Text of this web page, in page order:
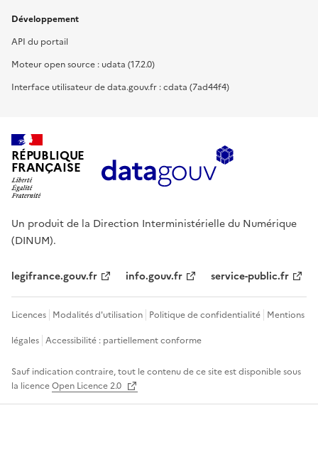
Développement
API du portail
Moteur open source : udata (17.2.0)
Interface utilisateur de data.gouv.fr : cdata (7ad44f4)
RÉPUBLIQUE
FRANÇAISE
Un produit de la Direction Interministérielle du Numérique
(DINUM).
legifrance.gouv.fr info.gouv.fr service-public.fr
Licences Modalités d'utilisation Politique de confidentialité Mentions
légales Accessibilité : partiellement conforme
Sauf indication contraire, tout le contenu de ce site est disponible sous
la licenceOpen Licence 2.0